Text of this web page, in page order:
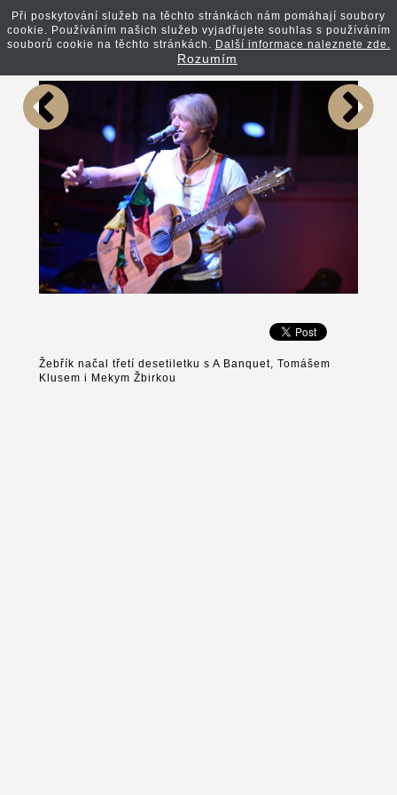
Zpět na článek
Žebřík načal třetí desetiletku s A Banquet, Tomášem
Klusem i Mekym Žbirkou
Při poskytování služeb na těchto stránkách nám pomáhají soubory
cookie. Používáním našich služeb vyjadřujete souhlas s používáním
souborů cookie na těchto stránkách. Další informace naleznete zde.
Rozumím